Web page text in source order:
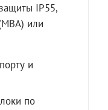
IP55,
или
и
по